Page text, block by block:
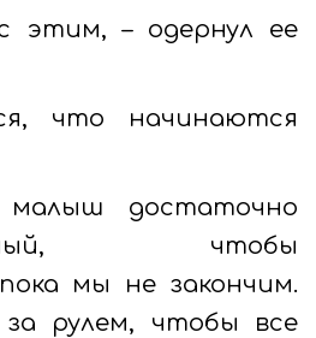
этим, – одернул ее
что начинаются
достаточно
чтобы
мы не закончим.
рулем, чтобы все